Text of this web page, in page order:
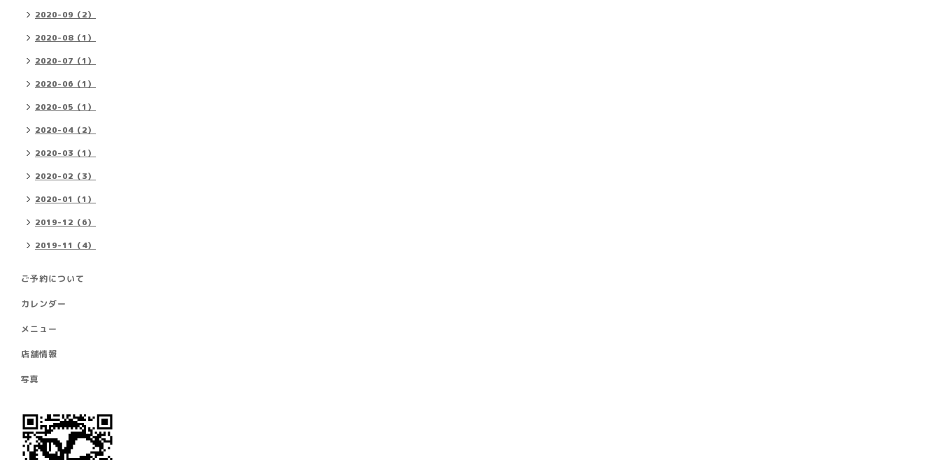
2020-09（2）
2020-08（1）
2020-07（1）
2020-06（1）
2020-05（1）
2020-04（2）
2020-03（1）
2020-02（3）
2020-01（1）
2019-12（6）
2019-11（4）
ご予約について
カレンダー
メニュー
店舗情報
写真